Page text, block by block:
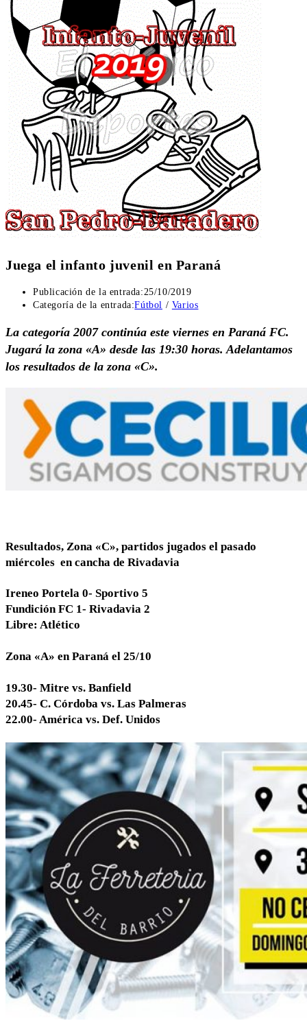
Juega el infanto juvenil en Paraná
Publicación de la entrada:25/10/2019
Categoría de la entrada:Fútbol / Varios
La categoría 2007 continúa este viernes en Paraná FC.
Jugará la zona «A» desde las 19:30 horas. Adelantamos
los resultados de la zona «C».
Resultados, Zona «C», partidos jugados el pasado
miércoles en cancha de Rivadavia
Ireneo Portela 0- Sportivo 5
Fundición FC 1- Rivadavia 2
Libre: Atlético
Zona «A» en Paraná el 25/10
19.30- Mitre vs. Banfield
20.45- C. Córdoba vs. Las Palmeras
22.00- América vs. Def. Unidos